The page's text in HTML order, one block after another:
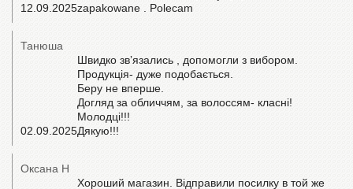
12.09.2025zapakowane . Polecam
Танюша
02.09.2025
Швидко звʼязались , допомогли з вибором.
Продукція- дуже подобається.
Беру не вперше.
Догляд за обличчям, за волоссям- класні!
Молодці!!!
Дякую!!!
Оксана Н
Хороший магазин. Відправили посилку в той же